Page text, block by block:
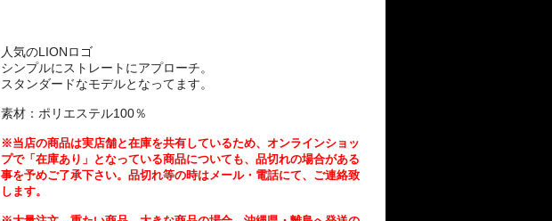
人気のLION ロゴ
シンプルにストレートにアプローチ。
スタンダードなモデルとなってます。
素材：ポリエステル100％
※当店の商品は実店舗と在庫を共有しているため、オンラインショッ
プで「在庫あり」となっている商品についても、品切れの場合がある
事を予めご了承下さい。品切れ等の時はメール・電話にて、ご連絡致
します。